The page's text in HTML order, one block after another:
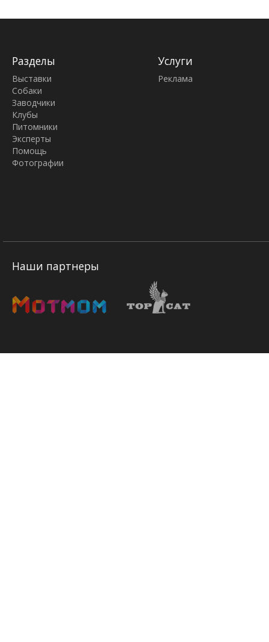
Разделы
Выставки
Собаки
Заводчики
Клубы
Питомники
Эксперты
Помощь
Фотографии
Услуги
Реклама
Наши партнеры